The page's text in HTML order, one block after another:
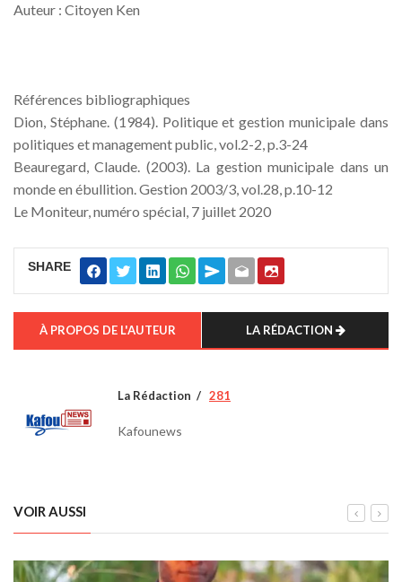
Auteur : Citoyen Ken
Références bibliographiques
Dion, Stéphane. (1984). Politique et gestion municipale dans
politiques et management public, vol.2-2, p.3-24
Beauregard, Claude. (2003). La gestion municipale dans un
monde en ébullition. Gestion 2003/3, vol.28, p.10-12
Le Moniteur, numéro spécial, 7 juillet 2020
SHARE
À PROPOS DE L'AUTEUR LA RÉDACTION
La Rédaction 281
Kafounews
VOIR AUSSI